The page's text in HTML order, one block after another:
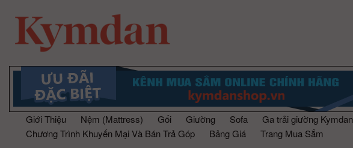
Giới Thiệu Nệm (Mattress) Gối Giường Sofa Ga trải giường Kymdan
Chương Trình Khuyến Mại Và Bán Trả Góp
Bảng Giá Trang Mua Sắm